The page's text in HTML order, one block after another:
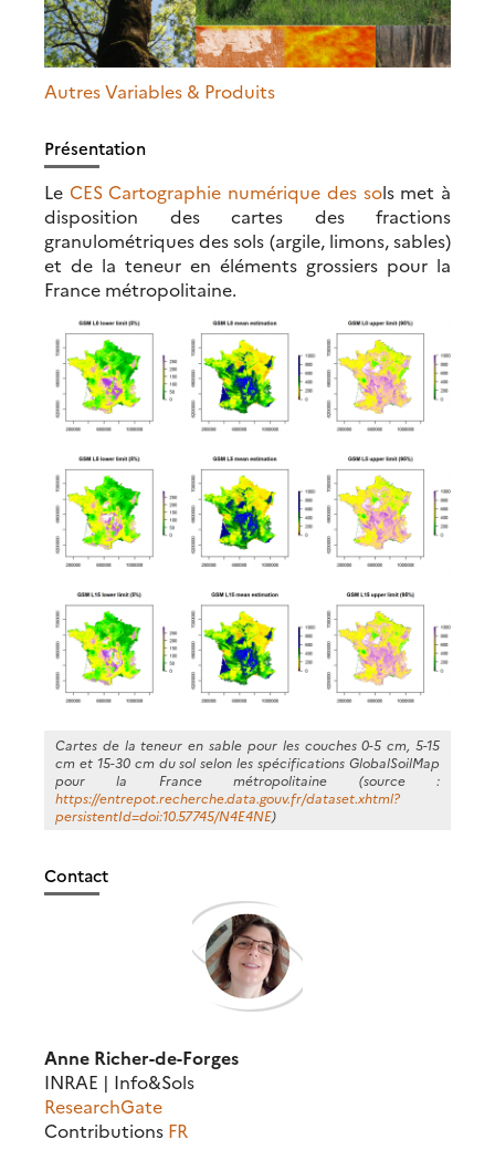
Autres Variables & Produits
Présentation
Le CES Cartographie numérique des sols met à
disposition des cartes des fractions
granulométriques des sols (argile, limons, sables)
et de la teneur en éléments grossiers pour la
France métropolitaine.
Cartes de la teneur en sable pour les couches 0-5 cm, 5-15
cm et 15-30 cm du sol selon les spécifications GlobalSoilMap
pour la France métropolitaine (source :
https://entrepot.recherche.data.gouv.fr/dataset.xhtml?
persistentId=doi:10.57745/N4E4NE)
Contact
Anne Richer-de-Forges
INRAE | Info&Sols
ResearchGate
Contributions FR